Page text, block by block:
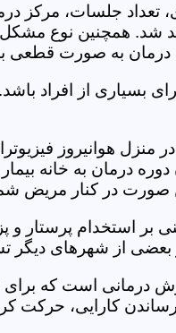
تعداد جلسات،
شد. همچنین نوع
درمان به صورت قطعی
بسیاری از
هوانیروز
دوره درمان به خانه
صورت در کنار مریض
بر استخدام
بعضی از شهرهای دیگر
درمانی است که
کارایی، حرکت